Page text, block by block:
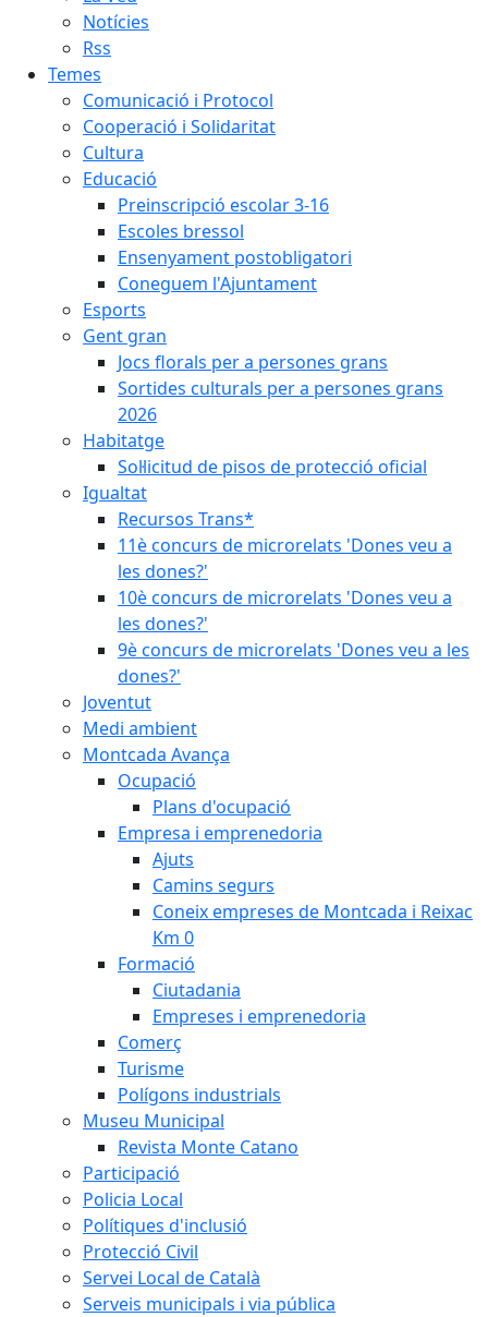
Notícies
Rss
Temes
Comunicació i Protocol
Cooperació i Solidaritat
Cultura
Educació
Preinscripció escolar 3-16
Escoles bressol
Ensenyament postobligatori
Coneguem l'Ajuntament
Esports
Gent gran
Jocs florals per a persones grans
Sortides culturals per a persones grans
2026
Habitatge
Sol·licitud de pisos de protecció oficial
Igualtat
Recursos Trans*
11è concurs de microrelats 'Dones veu a
les dones?'
10è concurs de microrelats 'Dones veu a
les dones?'
9è concurs de microrelats 'Dones veu a les
dones?'
Joventut
Medi ambient
Montcada Avança
Ocupació
Plans d'ocupació
Empresa i emprenedoria
Ajuts
Camins segurs
Coneix empreses de Montcada i Reixac
Km 0
Formació
Ciutadania
Empreses i emprenedoria
Comerç
Turisme
Polígons industrials
Museu Municipal
Revista Monte Catano
Participació
Policia Local
Polítiques d'inclusió
Protecció Civil
Servei Local de Català
Serveis municipals i via pública